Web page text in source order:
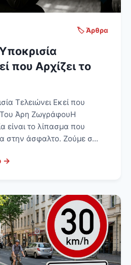
🏷️ Άρθρα
που Αρχίζει το
Τελειώνει Εκεί που
Άρη ΖωγράφουΗ
είναι το λίπασμα που
στην άσφαλτο. Ζούμε σ...
→